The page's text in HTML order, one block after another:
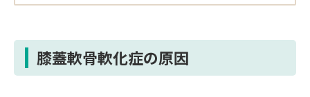
膝蓋軟骨軟化症の原因